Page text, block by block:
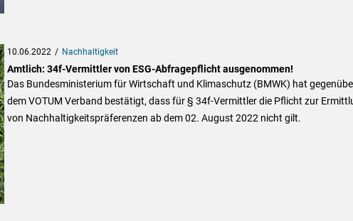
10.06.2022 Nachhaltigkeit
Amtlich: 34f-Vermittler von ESG-Abfragepflicht ausgenommen!
Das Bundesministerium für Wirtschaft und Klimaschutz (BMWK) hat
dem VOTUM Verband bestätigt, dass für § 34f-Vermittler die Pflicht zur
von Nachhaltigkeitspräferenzen ab dem 02. August 2022 nicht gilt.